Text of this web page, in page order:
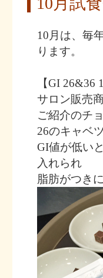
10月は、毎
ります。
【GI
サロン販売
ご紹介のチ
26のキャベ
GI値が低い
入れられ
脂肪がつき